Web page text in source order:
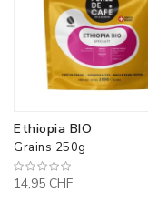
Ethiopia BIO
Grains 250g
14,95 CHF